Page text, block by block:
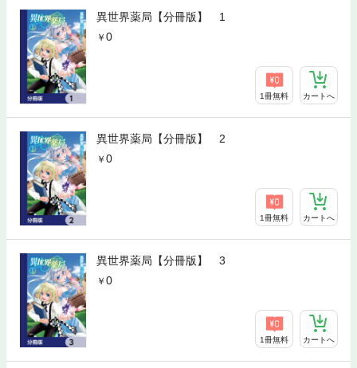
異世界薬局【分冊版】 1
0
1冊無料 カートへ
異世界薬局【分冊版】 2
0
1冊無料 カートへ
異世界薬局【分冊版】 3
0
1冊無料 カートへ